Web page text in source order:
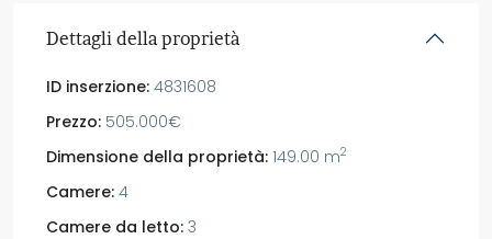
Dettagli della proprietà
ID inserzione: 4831608
Prezzo: 505.000€
Dimensione della proprietà: 149.00 m2
Camere: 4
Camere da letto: 3